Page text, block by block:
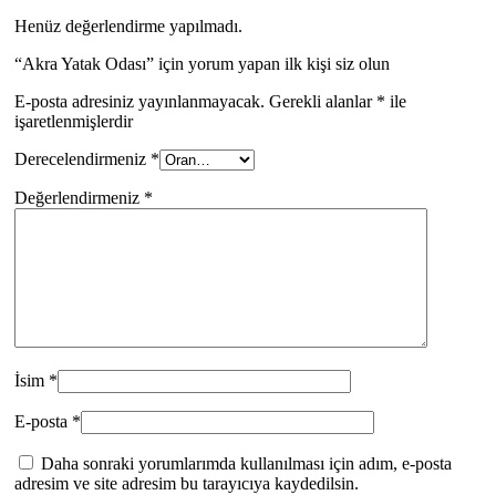
Henüz değerlendirme yapılmadı.
“Akra Yatak Odası” için yorum yapan ilk kişi siz olun
E-posta adresiniz yayınlanmayacak. Gerekli alanlar * ile
işaretlenmişlerdir
Derecelendirmeniz *
Değerlendirmeniz *
İsim *
E-posta *
Daha sonraki yorumlarımda kullanılması için adım, e-posta
adresim ve site adresim bu tarayıcıya kaydedilsin.